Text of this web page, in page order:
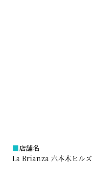
■店舗名
La Brianza 六本木ヒルズ